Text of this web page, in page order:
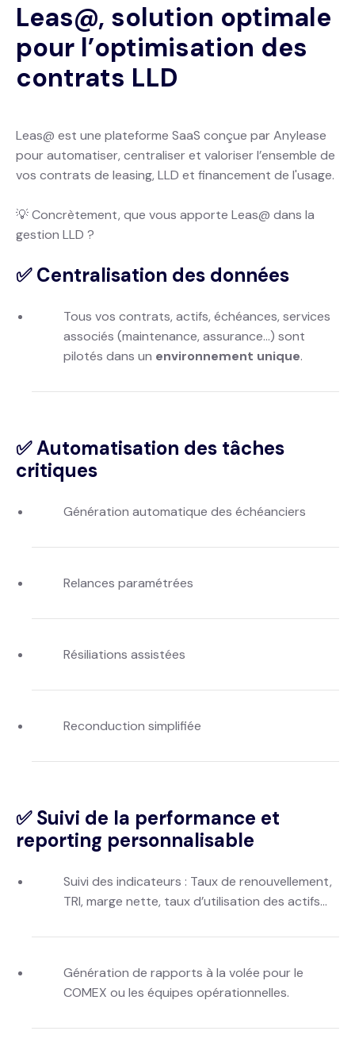
Leas@, solution optimale
pour l’optimisation des
contrats LLD
Leas@ est une plateforme SaaS conçue par Anylease
pour automatiser, centraliser et valoriser l’ensemble de
vos contrats de leasing, LLD et financement de l'usage.
💡 Concrètement, que vous apporte Leas@ dans la
gestion LLD ?
✅ Centralisation des données
Tous vos contrats, actifs, échéances, services
associés (maintenance, assurance…) sont
pilotés dans un environnement unique.
✅ Automatisation des tâches
critiques
Génération automatique des échéanciers
Relances paramétrées
Résiliations assistées
Reconduction simplifiée
✅ Suivi de la performance et
reporting personnalisable
Suivi des indicateurs : Taux de renouvellement,
TRI, marge nette, taux d’utilisation des actifs…
Génération de rapports à la volée pour le
COMEX ou les équipes opérationnelles.